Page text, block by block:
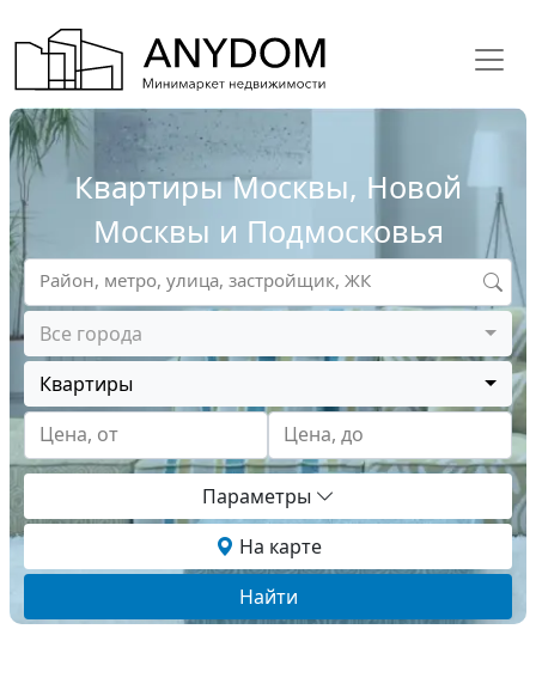
Квартиры Москвы, Новой
Москвы и Подмосковья
Все города
Квартиры
Цена, от
Цена, до
Район, метро, улица, застройщик, ЖК
Параметры
На карте
Найти